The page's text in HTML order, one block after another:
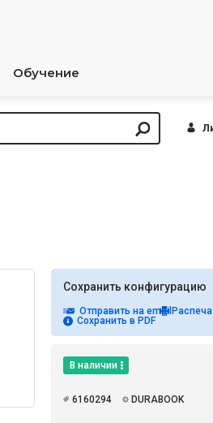
Обучение
Сохранить конфигурацию
Отправить на email
Сохранить в PDF
В наличии
6160294 DURABOOK